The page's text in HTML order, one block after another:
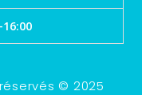
© 2025